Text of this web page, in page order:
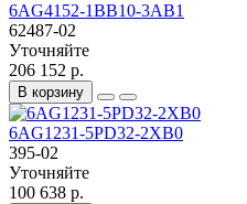
6AG4152-1BB10-3AB1
62487-02
Уточняйте
206 152 р.
В корзину
6AG1231-5PD32-2XB0
395-02
Уточняйте
100 638 р.